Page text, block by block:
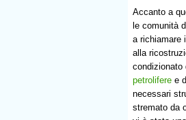
Accanto a
le comunità
a richiamare
alla
condizionato
petrolifere e
necessari
stremato da